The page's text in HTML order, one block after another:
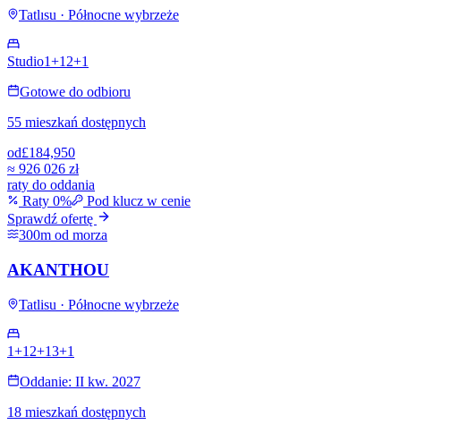
Tatlısu · Północne wybrzeże
Studio1+1 2+1
Gotowe do odbioru
55 mieszkań dostępnych
od£184,950
≈ 926 026 zł
raty do oddania
Raty 0%
Pod klucz w cenie
Sprawdź ofertę
300m od morza
AKANTHOU
Tatlisu · Północne wybrzeże
1+1 2+13+1
Oddanie: II kw. 2027
18 mieszkań dostępnych